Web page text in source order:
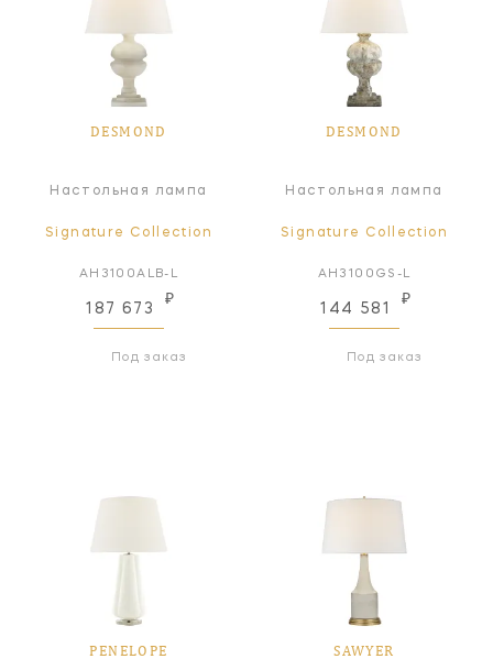
DESMOND
Настольная лампа
Signature Collection
AH3100ALB-L
187 673
₽
Под заказ
DESMOND
Настольная лампа
Signature Collection
AH3100GS-L
144 581
₽
Под заказ
PENELOPE SAWYER